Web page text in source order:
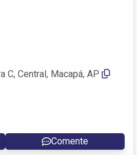
C, Central, Macapá, AP
Comente